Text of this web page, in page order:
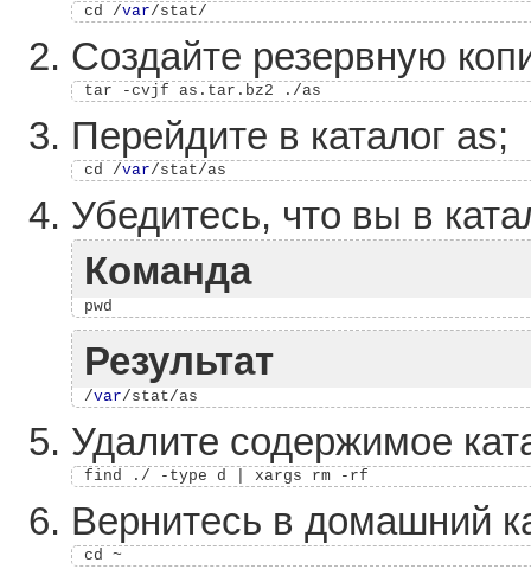
cd /var
Создайте резервную
Перейдите в каталог as;
cd /var
Убедитесь, что вы в
Команда
Результат
/var
Удалите содержимое
Вернитесь в домашний